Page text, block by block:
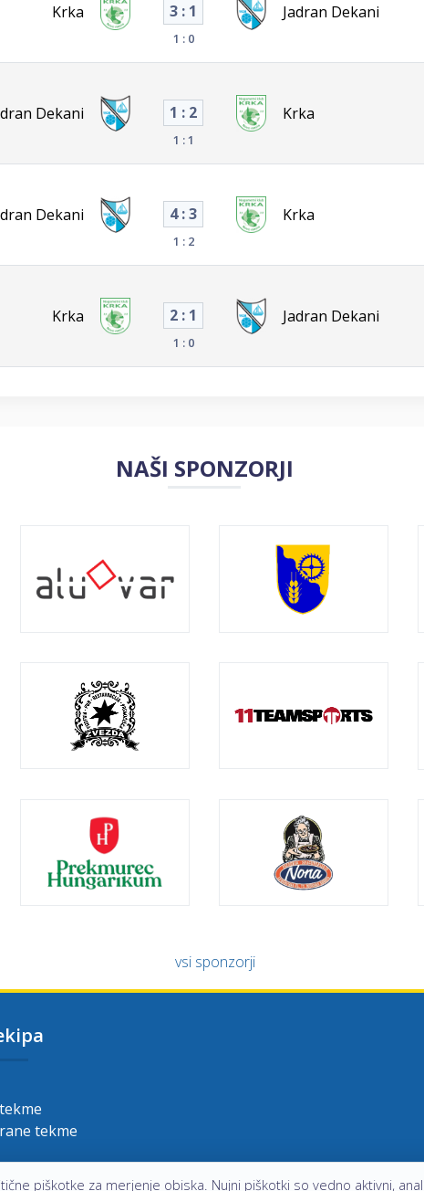
Krka 3 : 1
1 : 0
Jadran Dekani
Dekani 1 : 2
1 : 1
Krka
Dekani 4 : 3
1 : 2
Krka
Krka 2 : 1
1 : 0
Jadran Dekani
NAŠI SPONZORJI
vsi sponzorji
piškotke za merjenje obiska. Nujni piškotki so vedno aktivni,
tekme